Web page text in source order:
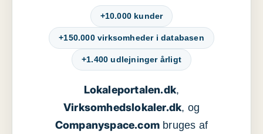
+10.000 kunder
+150.000 virksomheder i databasen
+1.400 udlejninger årligt
Lokaleportalen.dk,
Virksomhedslokaler.dk, og
Companyspace.com bruges af